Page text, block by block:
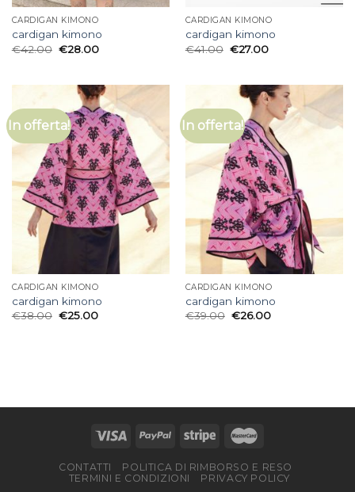
CARDIGAN KIMONO
cardigan kimono
€42.00 €28.00
CARDIGAN KIMONO
cardigan kimono
€41.00 €27.00
In offerta!
CARDIGAN KIMONO
cardigan kimono
€38.00 €25.00
In offerta!
CARDIGAN KIMONO
cardigan kimono
€39.00 €26.00
CONTATTI
POLITICA DI RIMBORSO E RESO
TERMINI E CONDIZIONI
PRIVACY POLICY